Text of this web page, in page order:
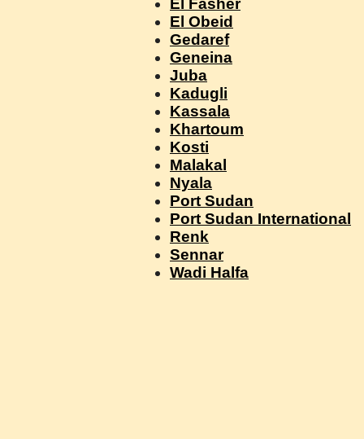
El Fasher
El Obeid
Gedaref
Geneina
Juba
Kadugli
Kassala
Khartoum
Kosti
Malakal
Nyala
Port Sudan
Port Sudan International
Renk
Sennar
Wadi Halfa